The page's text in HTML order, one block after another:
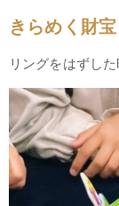
きらめく財宝
リングをはずし